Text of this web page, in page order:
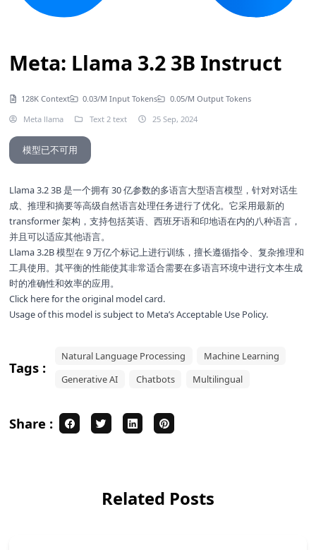
Meta: Llama 3.2 3B Instruct
128K Context 0.03/M Input Tokens
0.05/M Output Tokens
Meta llama
Text 2 text 25 Sep, 2024
模型已不可用
Llama 3.2 3B 是一个拥有 30 亿参数的多语言大型语言模型，针对对话生
成、推理和摘要等高级自然语言处理任务进行了优化。它采用最新的
transformer 架构，支持包括英语、西班牙语和印地语在内的八种语言，
并且可以适应其他语言。
Llama 3.2B 模型在 9 万亿个标记上进行训练，擅长遵循指令、复杂推理和
工具使用。其平衡的性能使其非常适合需要在多语言环境中进行文本生成
时的准确性和效率的应用。
Click here for theoriginal model card.
Usage of this model is subject to Meta’s Acceptable Use Policy.
Tags :
Natural Language Processing
Machine Learning
Generative AI
Chatbots Multilingual
Share :
Related Posts